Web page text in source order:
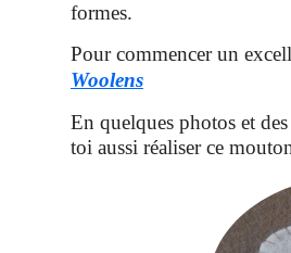
formes.
Pour commencer un
Woolens
En quelques photos et
toi aussi réaliser ce